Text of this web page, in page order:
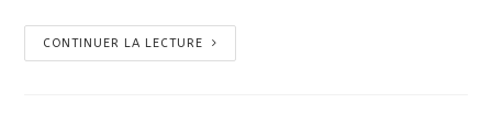
CONTINUER LA LECTURE